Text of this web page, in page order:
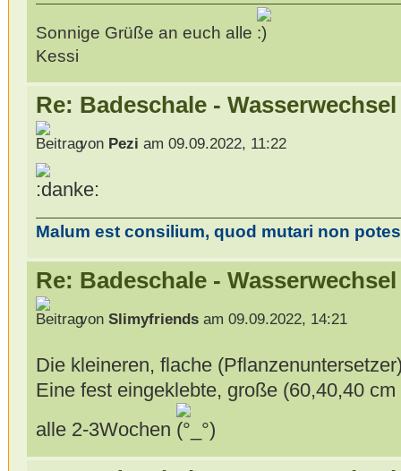
Sonnige Grüße an euch alle
Kessi
Re: Badeschale - Wasserwechsel
von Pezi am 09.09.2022, 11:22
Malum est consilium, quod mutari non
Re: Badeschale - Wasserwechsel
von Slimyfriendsam 09.09.2022, 14:21
Die kleineren, flache
Eine fest eingeklebte, große (60,40,40
alle 2-3Wochen